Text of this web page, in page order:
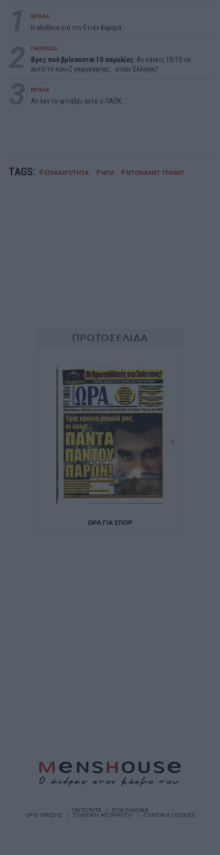
ΜΠΑΛΑ
Η αλήθεια για τον Ετιέν Καμαρά
ΠΑΙΧΝΙΔΙΑ
Βρες πού βρίσκονται 10 παραλίες: Αν κάνεις 10/10 σε
αυτό το κουίζ γεωγραφίας... είσαι Έλληνας!
ΜΠΑΛΑ
Αν δεν το φτιάξει αυτό ο ΠΑΟΚ…
TAGS: # ΕΠΙΚΑΙΡΟΤΗΤΑ # ΗΠΑ # ΝΤΟΝΑΛΝΤ ΤΡΑΜΠ
ΤΑΥΤΟΤΗΤΑ
ΕΠΙΚΟΙΝΩΝΙΑ
ΟΡΟΙ ΧΡΗΣΗΣ
ΠΟΛΙΤΙΚΗ ΑΠΟΡΡΗΤΟΥ ΠΟΛΙΤΙΚΗ COOKIES